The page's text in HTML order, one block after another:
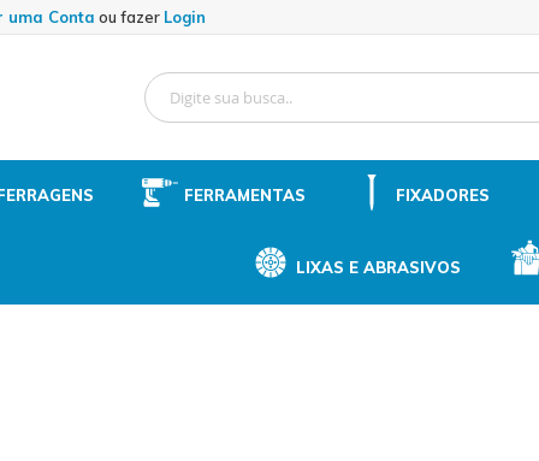
uma Conta ou fazer Login
to
FERRAMENTAS FIXADORES
LIXAS E ABRASIVOS